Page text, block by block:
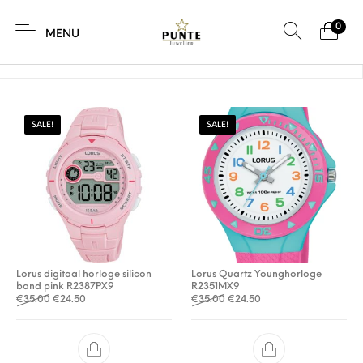
MENU
0
Sale Sieraden Horloges Brillen
Giftcard Accessoires
Home / Product Kleur van horlogeband
SALE!
Lorus digitaal horloge silicon
band pink R2387PX9
€35.00 Oorspronkelijke prijs was: €35.00.
€24.50 Huidige prijs is: €24.50.
SALE!
Lorus Quartz Younghorloge
R2351MX9
€35.00 Oorspronkelijke prijs was:
€24.50